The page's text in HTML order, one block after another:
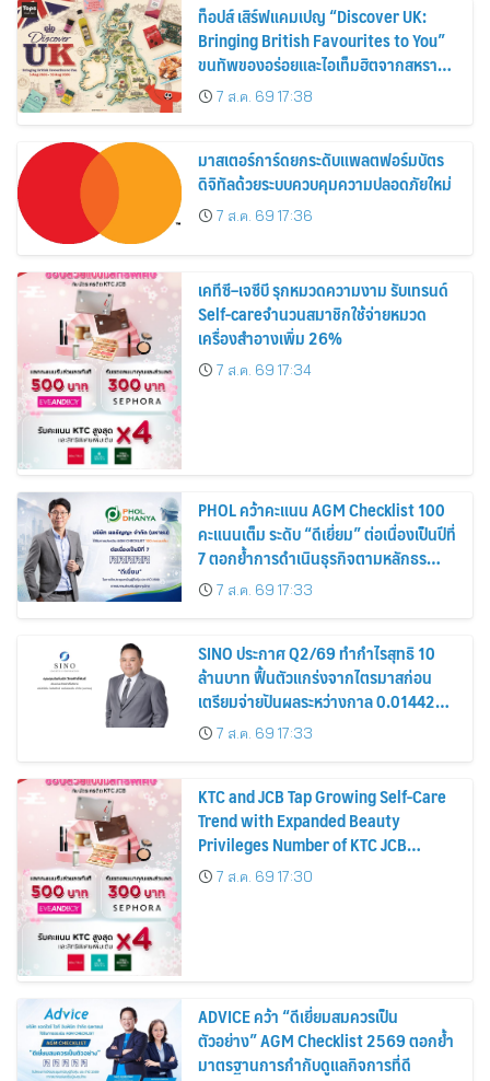
ท็อปส์ เสิร์ฟแคมเปญ “Discover UK:
Bringing British Favourites to You”
ขนทัพของอร่อยและไอเท็มฮิตจากสหราช
อาณาจักร ส่งตรงถึงมือตั้งแต่วันนี้ – 18
สิงหาคมนี้
7 ส.ค. 69 17:38
มาสเตอร์การ์ดยกระดับแพลตฟอร์มบัตร
ดิจิทัลด้วยระบบควบคุมความปลอดภัยใหม่
7 ส.ค. 69 17:36
เคทีซี–เจซีบี รุกหมวดความงาม รับเทรนด์
Self-careจำนวนสมาชิกใช้จ่ายหมวด
เครื่องสำอางเพิ่ม 26%
7 ส.ค. 69 17:34
PHOL คว้าคะแนน AGM Checklist 100
คะแนนเต็ม ระดับ “ดีเยี่ยม” ต่อเนื่องเป็นปีที่
7 ตอกย้ำการดำเนินธุรกิจตามหลักธร
รมาภิบาล โปร่งใส สร้างความเชื่อมั่นผู้ถือ
หุ้น
7 ส.ค. 69 17:33
SINO ประกาศ Q2/69 ทำกำไรสุทธิ 10
ล้านบาท ฟื้นตัวแกร่งจากไตรมาสก่อน
เตรียมจ่ายปันผลระหว่างกาล 0.014423
บาทต่อหุ้น ครึ่งปีหลังมุ่งเติบโตต่อเนื่อง
7 ส.ค. 69 17:33
KTC and JCB Tap Growing Self-Care
Trend with Expanded Beauty
Privileges Number of KTC JCB
Cardmembers Spending on
Cosmetics Rises 26%
7 ส.ค. 69 17:30
ADVICE คว้า “ดีเยี่ยมสมควรเป็น
ตัวอย่าง” AGM Checklist 2569 ตอกย้ำ
มาตรฐานการกำกับดูแลกิจการที่ดี